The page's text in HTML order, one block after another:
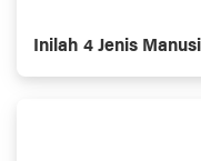
Inilah 4 Jenis